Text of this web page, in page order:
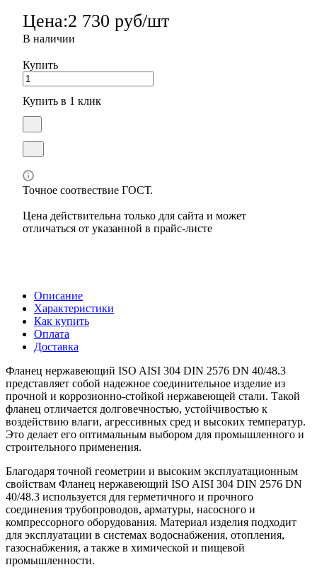
Цена:2 730 руб/шт
В наличии
Купить
Купить в 1 клик
Точное соотвествие ГОСТ.
Цена действительна только для сайта и может
отличаться от указанной в прайс-листе
Описание
Характеристики
Как купить
Оплата
Доставка
Фланец нержавеющий ISO AISI 304 DIN 2576 DN 40/48.3
представляет собой надежное соединительное изделие из
прочной и коррозионно-стойкой нержавеющей стали. Такой
фланец отличается долговечностью, устойчивостью к
воздействию влаги, агрессивных сред и высоких температур.
Это делает его оптимальным выбором для промышленного и
строительного применения.
Благодаря точной геометрии и высоким эксплуатационным
свойствам Фланец нержавеющий ISO AISI 304 DIN 2576 DN
40/48.3 используется для герметичного и прочного
соединения трубопроводов, арматуры, насосного и
компрессорного оборудования. Материал изделия подходит
для эксплуатации в системах водоснабжения, отопления,
газоснабжения, а также в химической и пищевой
промышленности.